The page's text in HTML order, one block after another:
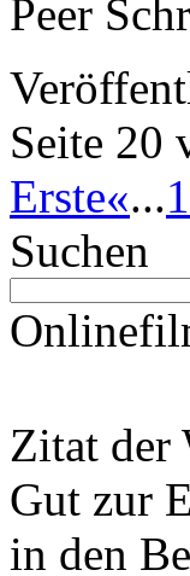
Peer
Seite 20
Erste«...
Suchen
Zitat der
Gut zur
in den